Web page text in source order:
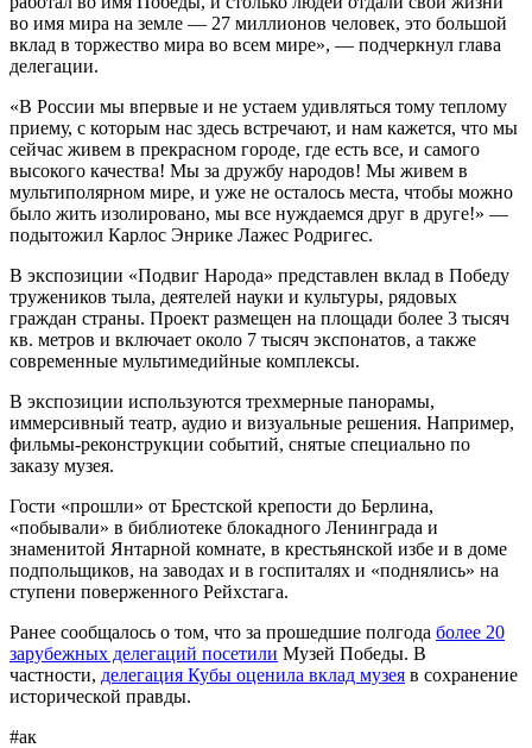
во имя мира на земле — 27 миллионов человек, это большой
вклад в торжество мира во всем мире», — подчеркнул глава
делегации.
«В России мы впервые и не устаем удивляться тому теплому
приему, с которым нас здесь встречают, и нам кажется, что мы
сейчас живем в прекрасном городе, где есть все, и самого
высокого качества! Мы за дружбу народов! Мы живем в
мультиполярном мире, и уже не осталось места, чтобы можно
было жить изолировано, мы все нуждаемся друг в друге!» —
подытожил Карлос Энрике Лажес Родригес.
В экспозиции «Подвиг Народа» представлен вклад в Победу
тружеников тыла, деятелей науки и культуры, рядовых
граждан страны. Проект размещен на площади более 3 тысяч
кв. метров и включает около 7 тысяч экспонатов, а также
современные мультимедийные комплексы.
В экспозиции используются трехмерные панорамы,
иммерсивный театр, аудио и визуальные решения. Например,
фильмы-реконструкции событий, снятые специально по
заказу музея.
Гости «прошли» от Брестской крепости до Берлина,
«побывали» в библиотеке блокадного Ленинграда и
знаменитой Янтарной комнате, в крестьянской избе и в доме
подпольщиков, на заводах и в госпиталях и «поднялись» на
ступени поверженного Рейхстага.
Ранее сообщалось о том, что за прошедшие полгода более 20
зарубежных делегаций посетили Музей Победы. В
частности, делегация Кубы оценила вклад музея в сохранение
исторической правды.
#ак